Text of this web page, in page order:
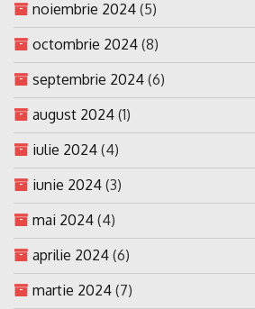
noiembrie 2024 (5)
octombrie 2024 (8)
septembrie 2024 (6)
august 2024 (1)
iulie 2024 (4)
iunie 2024 (3)
mai 2024 (4)
aprilie 2024 (6)
martie 2024 (7)